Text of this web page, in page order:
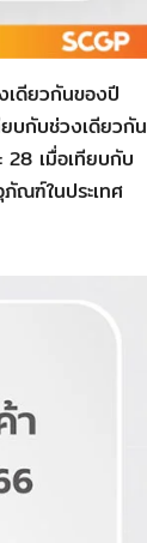
เดียวกันของปี
บกับช่วงเดียวกัน
28 เมื่อเทียบกับ
ณฑ์ในประเทศ